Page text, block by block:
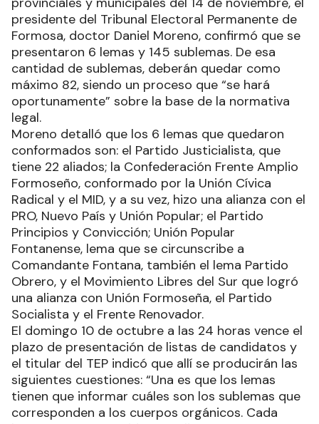
presidente del Tribunal Electoral Permanente de
Formosa, doctor Daniel Moreno, confirmó que se
presentaron 6 lemas y 145 sublemas. De esa
cantidad de sublemas, deberán quedar como
máximo 82, siendo un proceso que “se hará
oportunamente” sobre la base de la normativa
legal.
Moreno detalló que los 6 lemas que quedaron
conformados son: el Partido Justicialista, que
tiene 22 aliados; la Confederación Frente Amplio
Formoseño, conformado por la Unión Cívica
Radical y el MID, y a su vez, hizo una alianza con el
PRO, Nuevo País y Unión Popular; el Partido
Principios y Convicción; Unión Popular
Fontanense, lema que se circunscribe a
Comandante Fontana, también el lema Partido
Obrero, y el Movimiento Libres del Sur que logró
una alianza con Unión Formoseña, el Partido
Socialista y el Frente Renovador.
El domingo 10 de octubre a las 24 horas vence el
plazo de presentación de listas de candidatos y
el titular del TEP indicó que allí se producirán las
siguientes cuestiones: “Una es que los lemas
tienen que informar cuáles son los sublemas que
corresponden a los cuerpos orgánicos. Cada